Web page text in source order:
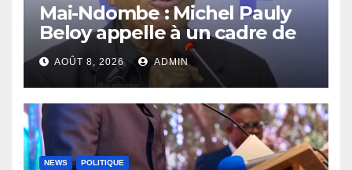
Mai-Ndombe : Michel Pauly
Beloy appelle à un cadre de
concertation avant la tenue
du dialogue inclusif
AOÛT 8, 2026 ADMIN
NEWS POLITIQUE